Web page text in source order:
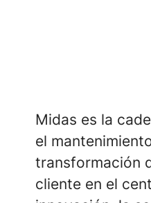
Midas es la
el
transformación
cliente en el